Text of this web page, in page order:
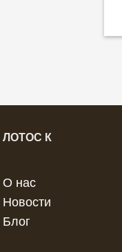
ЛОТОС К
О нас
Новости
Блог